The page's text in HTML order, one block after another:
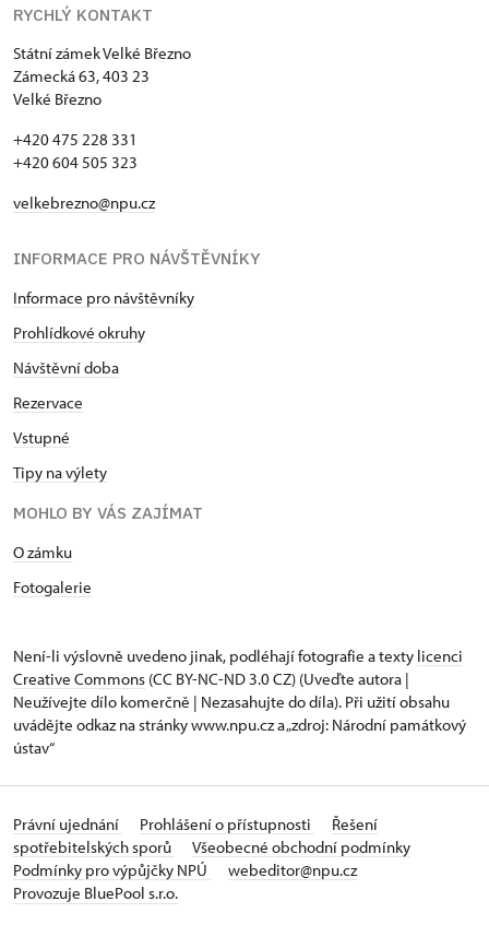
RYCHLÝ KONTAKT
Státní zámek Velké Březno
Zámecká 63, 403 23
Velké Březno
+420 475 228 331
+420 604 505 323
velkebrezno@npu.cz
INFORMACE PRO NÁVŠTĚVNÍKY
Informace pro návštěvníky
Prohlídkové okruhy
Návštěvní doba
Rezervace
Vstupné
Tipy na výlety
MOHLO BY VÁS ZAJÍMAT
O zámku
Fotogalerie
Není-li výslovně uvedeno jinak, podléhají fotografie a texty licenci
Creative Commons (CC BY-NC-ND 3.0 CZ) (Uveďte autora |
Neužívejte dílo komerčně | Nezasahujte do díla). Při užití obsahu
uvádějte odkaz na stránky www.npu.cz a „zdroj: Národní památkový
ústav“
Právní ujednání Prohlášení o přístupnosti
Řešení
spotřebitelských sporů
Všeobecné obchodní podmínky
Podmínky pro výpůjčky NPÚ
webeditor@npu.cz
Provozuje BluePool s.r.o.